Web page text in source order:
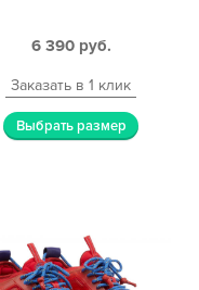
6 390 руб.
Заказать в 1 клик
Выбрать размер